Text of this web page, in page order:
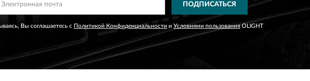
ПОДПИСАТЬСЯ
Вы соглашаетесь с Политикой Конфиденциальности и Условиями пользованияOLIGHT